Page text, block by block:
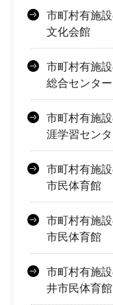
市町村有施
文化会館
市町村有施
総合センター
市町村有施
涯学習セン
市町村有施
市民体育館
市町村有施
市民体育館
市町村有施
井市民体育館